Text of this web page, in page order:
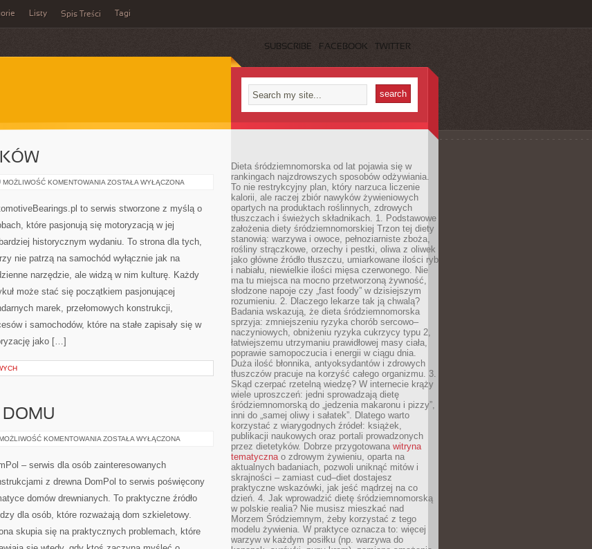
Listy Spis Treści Tagi
SUBSCRIBE FACEBOOK TWITTER
MOŻLIWOŚĆ KOMENTOWANIA TREŚCI
ZOSTAŁA WYŁĄCZONA
to serwis stworzone z myślą o
które pasjonują się motoryzacją w jej
historycznym wydaniu. To strona dla tych,
nie patrzą na samochód wyłącznie jak na
narzędzie, ale widzą w nim kulturę. Każdy
może stać się początkiem pasjonującej
marek, przełomowych konstrukcji,
i samochodów, które na stałe zapisały się w
jako […]
DOMU
KOMENTOWANIA OGRÓD
DOMU
ZOSTAŁA WYŁĄCZONA
– serwis dla osób zainteresowanych
z drewna DomPol to serwis poświęcony
domów drewnianych. To praktyczne źródło
dla osób, które rozważają dom szkieletowy.
skupia się na praktycznych problemach, które
Dieta śródziemnomorska od lat pojawia się w
rankingach najzdrowszych sposobów odżywiania.
To nie restrykcyjny plan, który narzuca liczenie
kalorii, ale raczej zbiór nawyków żywieniowych
opartych na produktach roślinnych, zdrowych
tłuszczach i świeżych składnikach. 1. Podstawowe
założenia diety śródziemnomorskiej Trzon tej diety
stanowią: warzywa i owoce, pełnoziarniste zboża,
rośliny strączkowe, orzechy i pestki, oliwa z oliwek
jako główne źródło tłuszczu, umiarkowane ilości ryb
i nabiału, niewielkie ilości mięsa czerwonego. Nie
ma tu miejsca na mocno przetworzoną żywność,
słodzone napoje czy „fast foody” w dzisiejszym
rozumieniu. 2. Dlaczego lekarze tak ją chwalą?
Badania wskazują, że dieta śródziemnomorska
sprzyja: zmniejszeniu ryzyka chorób sercowo–
naczyniowych, obniżeniu ryzyka cukrzycy typu 2,
łatwiejszemu utrzymaniu prawidłowej masy ciała,
poprawie samopoczucia i energii w ciągu dnia.
Duża ilość błonnika, antyoksydantów i zdrowych
tłuszczów pracuje na korzyść całego organizmu. 3.
Skąd czerpać rzetelną wiedzę? W internecie krąży
wiele uproszczeń: jedni sprowadzają dietę
śródziemnomorską do „jedzenia makaronu i pizzy”,
inni do „samej oliwy i sałatek”. Dlatego warto
korzystać z wiarygodnych źródeł: książek,
publikacji naukowych oraz portali prowadzonych
przez dietetyków. Dobrze przygotowana witryna
tematycznao zdrowym żywieniu, oparta na
aktualnych badaniach, pozwoli uniknąć mitów i
skrajności – zamiast cud–diet dostajesz
praktyczne wskazówki, jak jeść mądrzej na co
dzień. 4. Jak wprowadzić dietę śródziemnomorską
w polskie realia? Nie musisz mieszkać nad
Morzem Śródziemnym, żeby korzystać z tego
modelu żywienia. W praktyce oznacza to: więcej
warzyw w każdym posiłku (np. warzywa do